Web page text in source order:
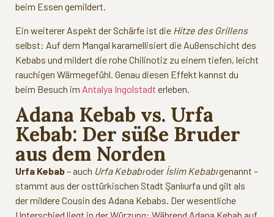
beim Essen gemildert.
Ein weiterer Aspekt der Schärfe ist die Hitze des Grillens
selbst: Auf dem Mangal karamellisiert die Außenschicht des
Kebabs und mildert die rohe Chilinotiz zu einem tiefen, leicht
rauchigen Wärmegefühl. Genau diesen Effekt kannst du
beim Besuch im Antalya Ingolstadt erleben.
Adana Kebab vs. Urfa
Kebab: Der süße Bruder
aus dem Norden
Urfa Kebab– auch Urfa Kebabıoder İslim Kebabıgenannt –
stammt aus der osttürkischen Stadt Şanlıurfa und gilt als
der mildere Cousin des Adana Kebabs. Der wesentliche